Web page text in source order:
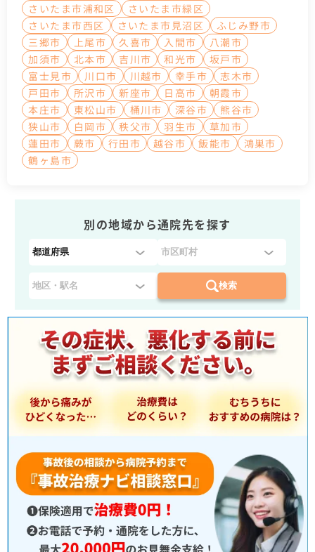
さいたま市浦和区
さいたま市緑区
さいたま市西区
さいたま市見沼区
ふじみ野市
三郷市
上尾市 久喜市 入間市
八潮市
加須市
北本市 吉川市 和光市
坂戸市
富士見市
川口市 川越市 幸手市
志木市
戸田市
所沢市 新座市 日高市
朝霞市
本庄市
東松山市 桶川市 深谷市
熊谷市
狭山市
白岡市 秩父市 羽生市
草加市
蓮田市
蕨市 行田市 越谷市 飯能市
鴻巣市
鶴ヶ島市
別の地域から通院先を探す
都
県
を
選
択
：
検索